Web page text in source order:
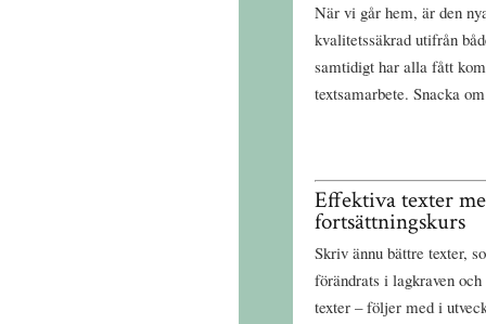
När vi går hem, är den
kvalitetssäkrad utifrån
samtidigt har alla fått
textsamarbete. Snacka
Effektiva texter
fortsättningskurs
Skriv ännu bättre texter,
förändrats i lagkraven
texter – följer med i